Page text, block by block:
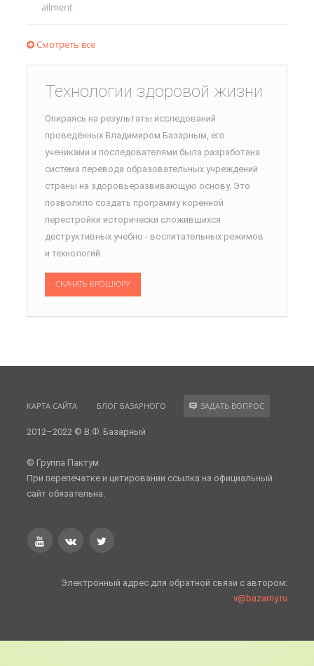
ailment
Смотреть все
Технологии здоровой жизни
Опираясь на результаты исследований
проведённых Владимиром Базарным, его
учениками и последователями была разработана
система перевода образовательных учреждений
страны на здоровьеразвивающую основу. Это
позволило создать программу коренной
перестройки исторически сложившихся
деструктивных учебно - воспитательных режимов
и технологий.
СКАЧАТЬ БРОШЮРУ
КАРТА САЙТА БЛОГ БАЗАРНОГО ЗАДАТЬ ВОПРОС
2012–2022 © В.Ф. Базарный
© Группа Пактум
При перепечатке и цитировании ссылка на официальный
сайт обязательна.
Электронный адрес для обратной связи с автором:
v@bazarny.ru